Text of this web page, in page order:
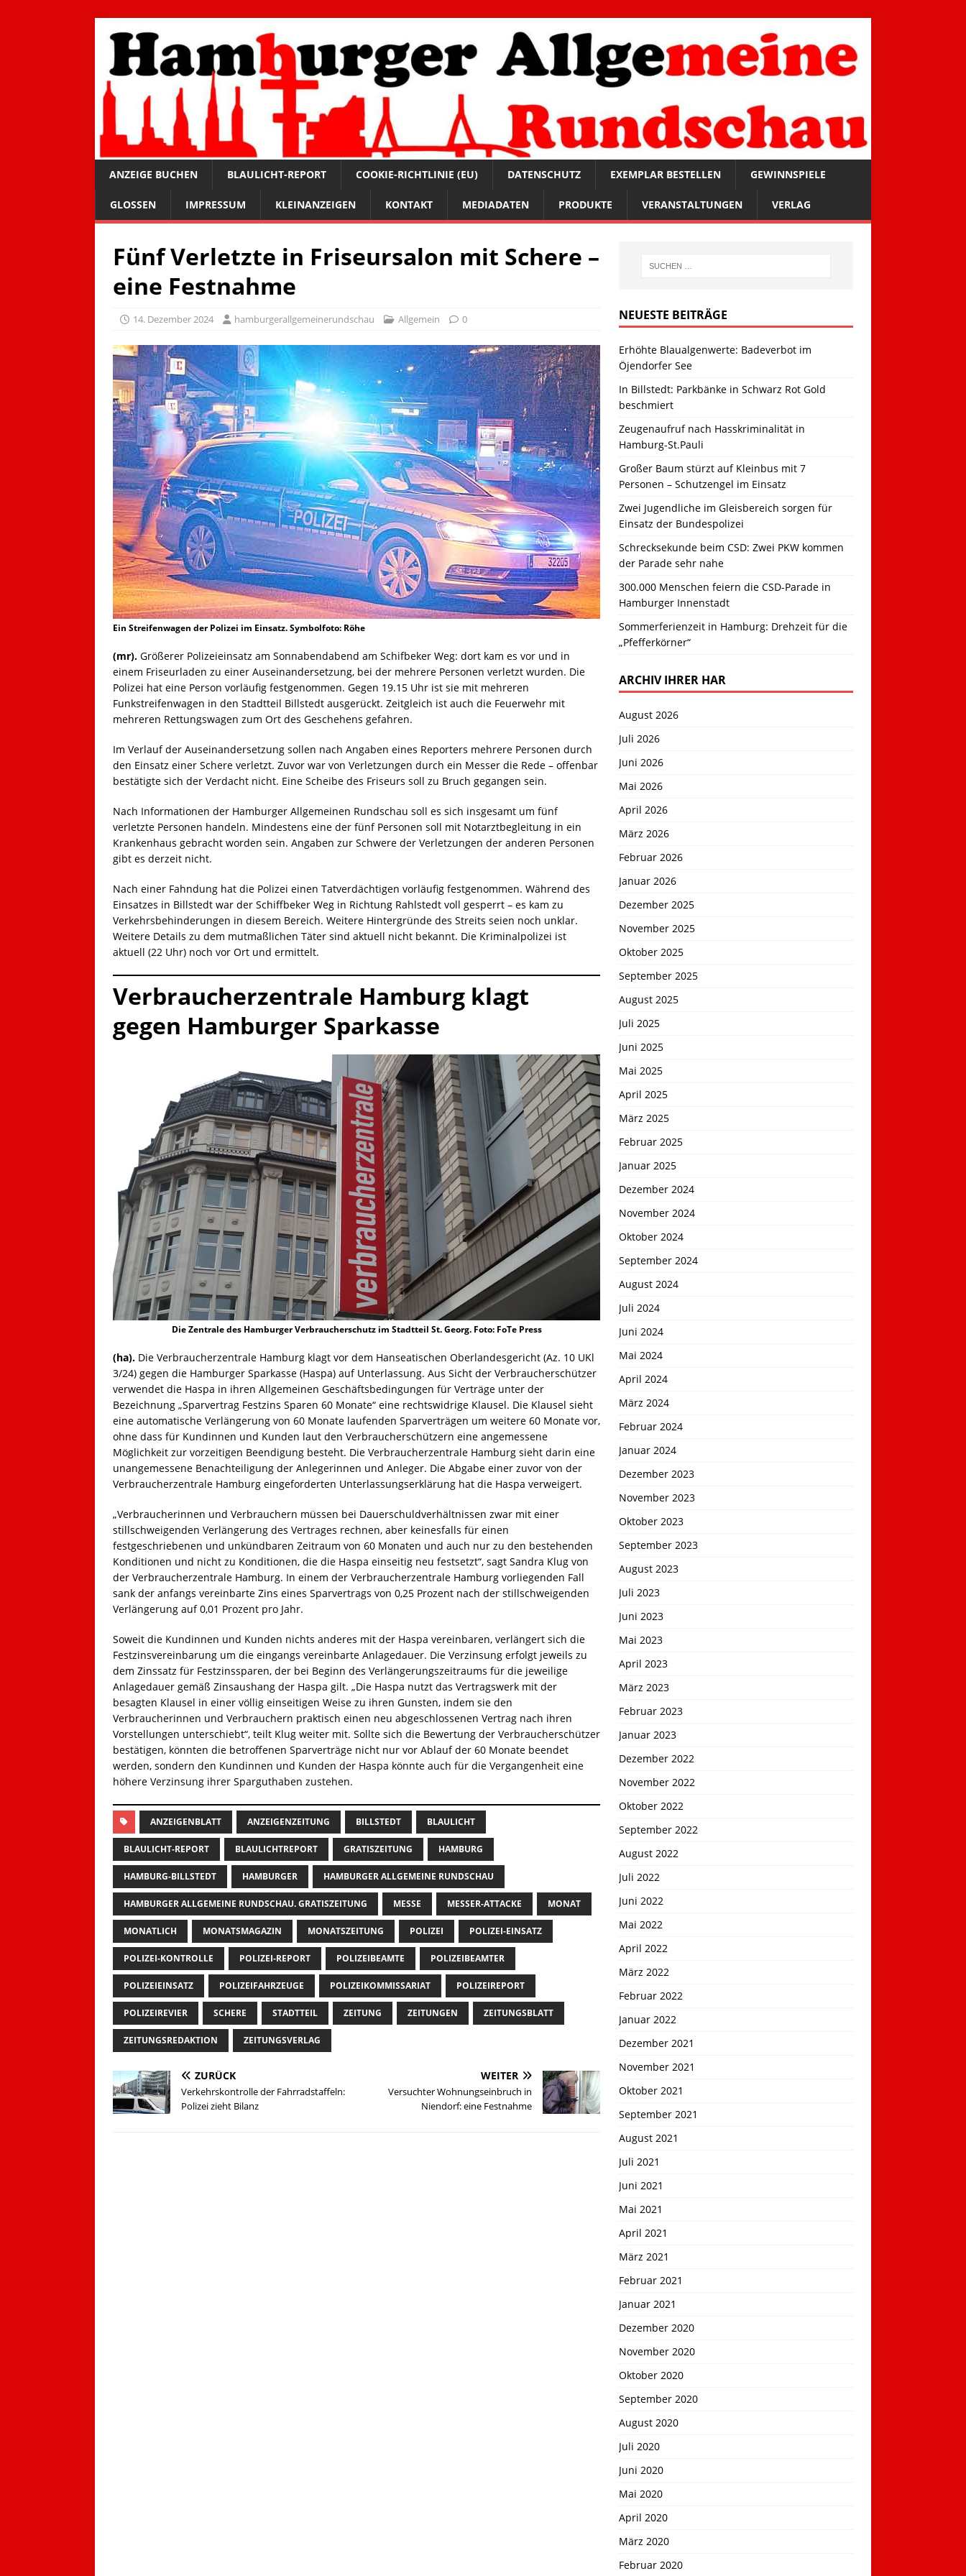
ANZEIGE BUCHEN BLAULICHT-REPORT COOKIE-RICHTLINIE (EU) DATENSCHUTZ EXEMPLAR BESTELLEN GEWINNSPIELE
GLOSSEN IMPRESSUM KLEINANZEIGEN KONTAKT MEDIADATEN PRODUKTE VERANSTALTUNGEN VERLAG
Fünf Verletzte in Friseursalon mit Schere –
eine Festnahme
14. Dezember 2024 hamburgerallgemeinerundschau Allgemein 0
Ein Streifenwagen der Polizei im Einsatz. Symbolfoto: Röhe
(mr). Größerer Polizeieinsatz am Sonnabendabend am Schifbeker Weg: dort kam es vor und in
einem Friseurladen zu einer Auseinandersetzung, bei der mehrere Personen verletzt wurden. Die
Polizei hat eine Person vorläufig festgenommen. Gegen 19.15 Uhr ist sie mit mehreren
Funkstreifenwagen in den Stadtteil Billstedt ausgerückt. Zeitgleich ist auch die Feuerwehr mit
mehreren Rettungswagen zum Ort des Geschehens gefahren.
Im Verlauf der Auseinandersetzung sollen nach Angaben eines Reporters mehrere Personen durch
den Einsatz einer Schere verletzt. Zuvor war von Verletzungen durch ein Messer die Rede – offenbar
bestätigte sich der Verdacht nicht. Eine Scheibe des Friseurs soll zu Bruch gegangen sein.
Nach Informationen der Hamburger Allgemeinen Rundschau soll es sich insgesamt um fünf
verletzte Personen handeln. Mindestens eine der fünf Personen soll mit Notarztbegleitung in ein
Krankenhaus gebracht worden sein. Angaben zur Schwere der Verletzungen der anderen Personen
gibt es derzeit nicht.
Nach einer Fahndung hat die Polizei einen Tatverdächtigen vorläufig festgenommen. Während des
Einsatzes in Billstedt war der Schiffbeker Weg in Richtung Rahlstedt voll gesperrt – es kam zu
Verkehrsbehinderungen in diesem Bereich. Weitere Hintergründe des Streits seien noch unklar.
Weitere Details zu dem mutmaßlichen Täter sind aktuell nicht bekannt. Die Kriminalpolizei ist
aktuell (22 Uhr) noch vor Ort und ermittelt.
Verbraucherzentrale Hamburg klagt
gegen Hamburger Sparkasse
Die Zentrale des Hamburger Verbraucherschutz im Stadtteil St. Georg. Foto: FoTe Press
(ha). Die Verbraucherzentrale Hamburg klagt vor dem Hanseatischen Oberlandesgericht (Az. 10 UKl
3/24) gegen die Hamburger Sparkasse (Haspa) auf Unterlassung. Aus Sicht der Verbraucherschützer
verwendet die Haspa in ihren Allgemeinen Geschäftsbedingungen für Verträge unter der
Bezeichnung „Sparvertrag Festzins Sparen 60 Monate“ eine rechtswidrige Klausel. Die Klausel sieht
eine automatische Verlängerung von 60 Monate laufenden Sparverträgen um weitere 60 Monate vor,
ohne dass für Kundinnen und Kunden laut den Verbraucherschützern eine angemessene
Möglichkeit zur vorzeitigen Beendigung besteht. Die Verbraucherzentrale Hamburg sieht darin eine
unangemessene Benachteiligung der Anlegerinnen und Anleger. Die Abgabe einer zuvor von der
Verbraucherzentrale Hamburg eingeforderten Unterlassungserklärung hat die Haspa verweigert.
„Verbraucherinnen und Verbrauchern müssen bei Dauerschuldverhältnissen zwar mit einer
stillschweigenden Verlängerung des Vertrages rechnen, aber keinesfalls für einen
festgeschriebenen und unkündbaren Zeitraum von 60 Monaten und auch nur zu den bestehenden
Konditionen und nicht zu Konditionen, die die Haspa einseitig neu festsetzt“, sagt Sandra Klug von
der Verbraucherzentrale Hamburg. In einem der Verbraucherzentrale Hamburg vorliegenden Fall
sank der anfangs vereinbarte Zins eines Sparvertrags von 0,25 Prozent nach der stillschweigenden
Verlängerung auf 0,01 Prozent pro Jahr.
Soweit die Kundinnen und Kunden nichts anderes mit der Haspa vereinbaren, verlängert sich die
Festzinsvereinbarung um die eingangs vereinbarte Anlagedauer. Die Verzinsung erfolgt jeweils zu
dem Zinssatz für Festzinssparen, der bei Beginn des Verlängerungszeitraums für die jeweilige
Anlagedauer gemäß Zinsaushang der Haspa gilt. „Die Haspa nutzt das Vertragswerk mit der
besagten Klausel in einer völlig einseitigen Weise zu ihren Gunsten, indem sie den
Verbraucherinnen und Verbrauchern praktisch einen neu abgeschlossenen Vertrag nach ihren
Vorstellungen unterschiebt“, teilt Klug weiter mit. Sollte sich die Bewertung der Verbraucherschützer
bestätigen, könnten die betroffenen Sparverträge nicht nur vor Ablauf der 60 Monate beendet
werden, sondern den Kundinnen und Kunden der Haspa könnte auch für die Vergangenheit eine
höhere Verzinsung ihrer Sparguthaben zustehen.
ANZEIGENBLATT ANZEIGENZEITUNG BILLSTEDT BLAULICHT
BLAULICHT-REPORT BLAULICHTREPORT GRATISZEITUNG HAMBURG
HAMBURG-BILLSTEDT HAMBURGER HAMBURGER ALLGEMEINE RUNDSCHAU
HAMBURGER ALLGEMEINE RUNDSCHAU. GRATISZEITUNG MESSE MESSER-ATTACKE MONAT
MONATLICH MONATSMAGAZIN MONATSZEITUNG POLIZEI POLIZEI-EINSATZ
POLIZEI-KONTROLLE POLIZEI-REPORT POLIZEIBEAMTE POLIZEIBEAMTER
POLIZEIEINSATZ POLIZEIFAHRZEUGE POLIZEIKOMMISSARIAT POLIZEIREPORT
POLIZEIREVIER SCHERE STADTTEIL ZEITUNG ZEITUNGEN ZEITUNGSBLATT
ZEITUNGSREDAKTION ZEITUNGSVERLAG
ZURÜCK
Verkehrskontrolle der Fahrradstaffeln:
Polizei zieht Bilanz
WEITER
Versuchter Wohnungseinbruch in
Niendorf: eine Festnahme
NEUESTE BEITRÄGE
Erhöhte Blaualgenwerte: Badeverbot im
Öjendorfer See
In Billstedt: Parkbänke in Schwarz Rot Gold
beschmiert
Zeugenaufruf nach Hasskriminalität in
Hamburg-St.Pauli
Großer Baum stürzt auf Kleinbus mit 7
Personen – Schutzengel im Einsatz
Zwei Jugendliche im Gleisbereich sorgen für
Einsatz der Bundespolizei
Schrecksekunde beim CSD: Zwei PKW kommen
der Parade sehr nahe
300.000 Menschen feiern die CSD-Parade in
Hamburger Innenstadt
Sommerferienzeit in Hamburg: Drehzeit für die
„Pfefferkörner“
ARCHIV IHRER HAR
August 2026
Juli 2026
Juni 2026
Mai 2026
April 2026
März 2026
Februar 2026
Januar 2026
Dezember 2025
November 2025
Oktober 2025
September 2025
August 2025
Juli 2025
Juni 2025
Mai 2025
April 2025
März 2025
Februar 2025
Januar 2025
Dezember 2024
November 2024
Oktober 2024
September 2024
August 2024
Juli 2024
Juni 2024
Mai 2024
April 2024
März 2024
Februar 2024
Januar 2024
Dezember 2023
November 2023
Oktober 2023
September 2023
August 2023
Juli 2023
Juni 2023
Mai 2023
April 2023
März 2023
Februar 2023
Januar 2023
Dezember 2022
November 2022
Oktober 2022
September 2022
August 2022
Juli 2022
Juni 2022
Mai 2022
April 2022
März 2022
Februar 2022
Januar 2022
Dezember 2021
November 2021
Oktober 2021
September 2021
August 2021
Juli 2021
Juni 2021
Mai 2021
April 2021
März 2021
Februar 2021
Januar 2021
Dezember 2020
November 2020
Oktober 2020
September 2020
August 2020
Juli 2020
Juni 2020
Mai 2020
April 2020
März 2020
Februar 2020